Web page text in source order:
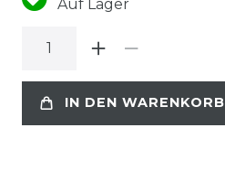
Auf Lager
IN DEN WARENKORB